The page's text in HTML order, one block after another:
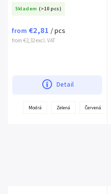
Skladem (>10 pcs)
from €2,32 excl. VAT
from €2,81 / pcs
Detail
Modrá Zelená Červená